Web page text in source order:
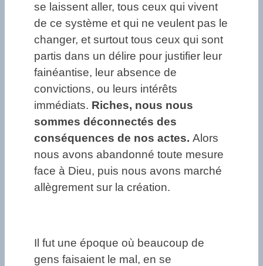
se laissent aller, tous ceux qui vivent
de ce système et qui ne veulent pas le
changer, et surtout tous ceux qui sont
partis dans un délire pour justifier leur
fainéantise, leur absence de
convictions, ou leurs intérêts
immédiats. Riches, nous nous
sommes déconnectés des
conséquences de nos actes. Alors
nous avons abandonné toute mesure
face à Dieu, puis nous avons marché
allègrement sur la création.
Il fut une époque où beaucoup de
gens faisaient le mal, en se